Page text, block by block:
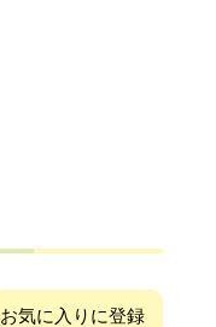
お気に入りに登録